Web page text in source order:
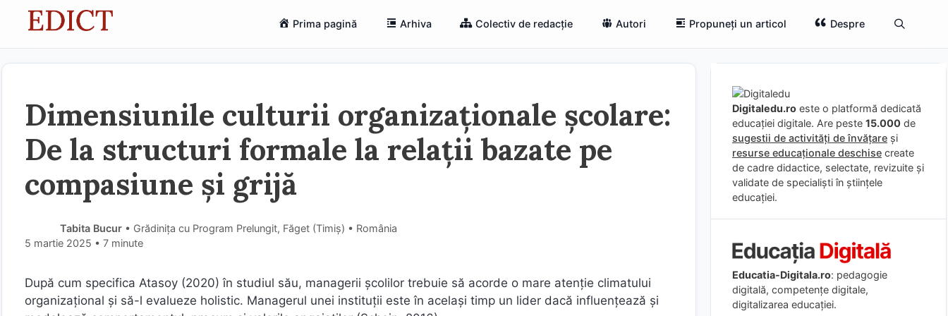
Prima pagină Arhiva Colectiv de redacție Autori Propuneți un articol Despre
Dimensiunile culturii organizaționale școlare:
De la structuri formale la relații bazate pe
compasiune și grijă
Tabita Bucur • Grădinița cu Program Prelungit, Făget (Timiş) • România
5 martie 2025 • 7 minute
După cum specifica Atasoy (2020) în studiul său, managerii școlilor trebuie să acorde o mare atenție climatului
organizațional și să-l evalueze holistic. Managerul unei instituții este în același timp un lider dacă influențează și
Digitaledu.ro este o platformă dedicată
educației digitale. Are peste 15.000 de
sugestii de activități de învățare și
resurse educaționale deschise create
de cadre didactice, selectate, revizuite și
validate de specialiști în științele
educației.
Educatia-Digitala.ro: pedagogie
digitală, competențe digitale,
digitalizarea educației.